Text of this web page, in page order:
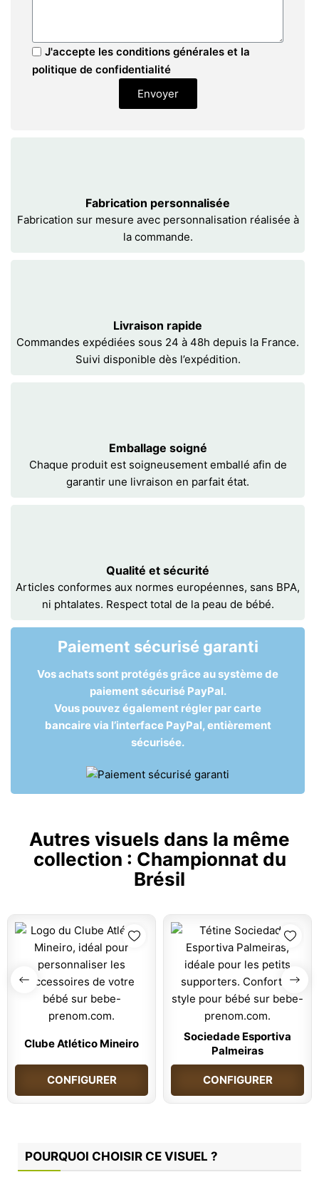
J'accepte les conditions générales et la
politique de confidentialité
Envoyer
Fabrication personnalisée
Fabrication sur mesure avec personnalisation réalisée à
la commande.
Livraison rapide
Commandes expédiées sous 24 à 48h depuis la France.
Suivi disponible dès l’expédition.
Emballage soigné
Chaque produit est soigneusement emballé afin de
garantir une livraison en parfait état.
Qualité et sécurité
Articles conformes aux normes européennes, sans BPA,
ni phtalates. Respect total de la peau de bébé.
Paiement sécurisé garanti
Vos achats sont protégés grâce au système de
paiement sécurisé PayPal.
Vous pouvez également régler par carte
bancaire via l’interface PayPal, entièrement
sécurisée.
Autres visuels dans la même
collection : Championnat du
Brésil
Clube Atlético Mineiro
CONFIGURER
Sociedade Esportiva
Palmeiras
CONFIGURER
POURQUOI CHOISIR CE VISUEL ?